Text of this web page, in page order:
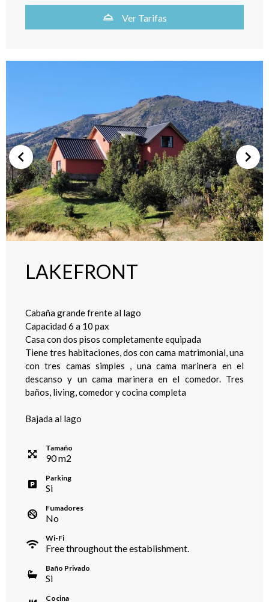
Ver Tarifas
LAKEFRONT
Cabaña grande frente al lago
Capacidad 6 a 10 pax
Casa con dos pisos completamente equipada
Tiene tres habitaciones, dos con cama matrimonial, una
con tres camas simples , una cama marinera en el
descanso y un cama marinera en el comedor. Tres
baños, living, comedor y cocina completa
Bajada al lago
Tamaño
90m2
Parking
Si
Fumadores
No
Wi-Fi
Free throughout the establishment.
Baño Privado
Si
Cocina